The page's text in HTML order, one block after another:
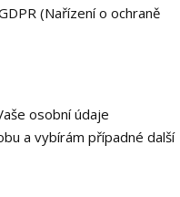
(Nařízení o ochraně
osobní údaje
a vybírám případné další